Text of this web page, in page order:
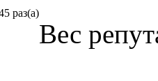
раз(а)
Вес